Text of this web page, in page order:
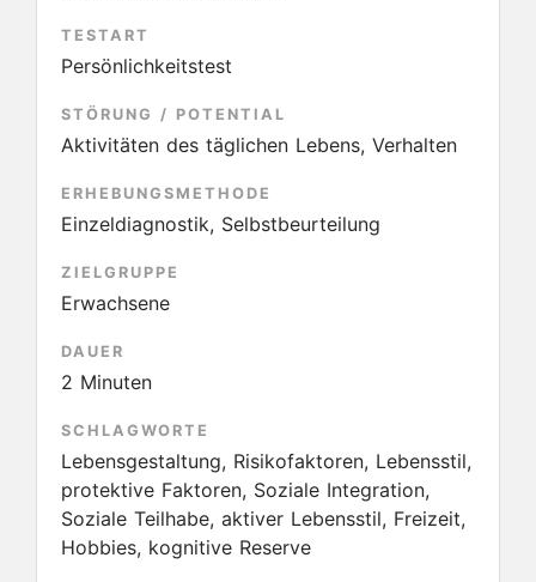
TESTART
Persönlichkeitstest
STÖRUNG / POTENTIAL
Aktivitäten des täglichen Lebens, Verhalten
ERHEBUNGSMETHODE
Einzeldiagnostik, Selbstbeurteilung
ZIELGRUPPE
Erwachsene
DAUER
2 Minuten
SCHLAGWORTE
Lebensgestaltung, Risikofaktoren, Lebensstil,
protektive Faktoren, Soziale Integration,
Soziale Teilhabe, aktiver Lebensstil, Freizeit,
Hobbies, kognitive Reserve